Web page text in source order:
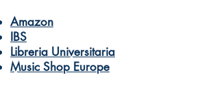
Amazon
IBS
Libreria Universitaria
Music Shop Europe